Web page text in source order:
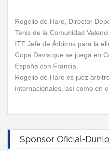
Rogelio de Haro, Director
Tenis de la Comunidad
ITF Jefe de Árbitros para la
Copa Davis que se juega en
España con Francia.
Rogelio de Haro es juez
internacionales, así como en
Sponsor Oficial-